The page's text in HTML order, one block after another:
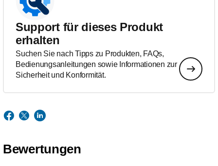
Support für dieses Produkt
erhalten
Suchen Sie nach Tipps zu Produkten, FAQs,
Bedienungsanleitungen sowie Informationen zur
Sicherheit und Konformität.
Bewertungen